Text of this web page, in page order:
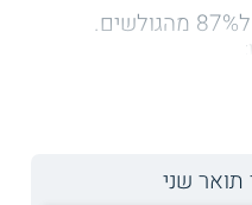
תואר שני